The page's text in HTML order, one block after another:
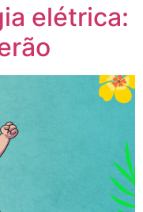
elétrica: